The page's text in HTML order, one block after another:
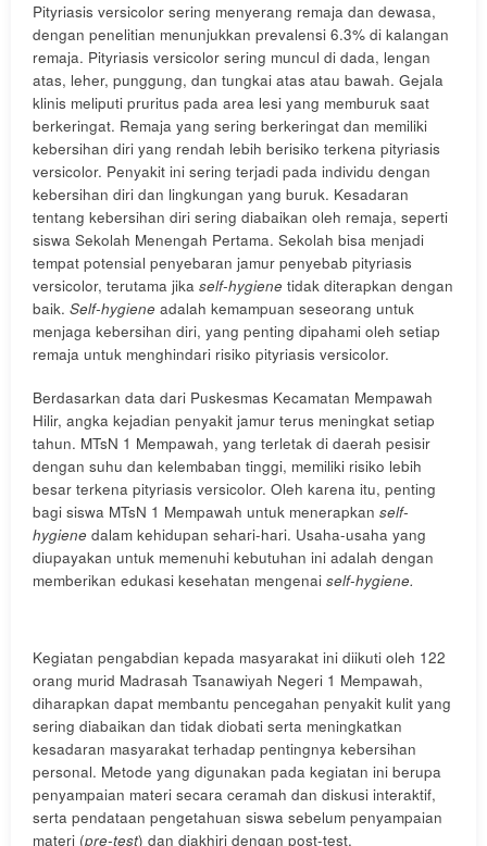
Pityriasis versicolor sering menyerang remaja dan dewasa,
dengan penelitian menunjukkan prevalensi 6.3% di kalangan
remaja. Pityriasis versicolor sering muncul di dada, lengan
atas, leher, punggung, dan tungkai atas atau bawah. Gejala
klinis meliputi pruritus pada area lesi yang memburuk saat
berkeringat. Remaja yang sering berkeringat dan memiliki
kebersihan diri yang rendah lebih berisiko terkena pityriasis
versicolor. Penyakit ini sering terjadi pada individu dengan
kebersihan diri dan lingkungan yang buruk. Kesadaran
tentang kebersihan diri sering diabaikan oleh remaja, seperti
siswa Sekolah Menengah Pertama. Sekolah bisa menjadi
tempat potensial penyebaran jamur penyebab pityriasis
versicolor, terutama jika self-hygiene tidak diterapkan dengan
baik. Self-hygiene adalah kemampuan seseorang untuk
menjaga kebersihan diri, yang penting dipahami oleh setiap
remaja untuk menghindari risiko pityriasis versicolor.
Berdasarkan data dari Puskesmas Kecamatan Mempawah
Hilir, angka kejadian penyakit jamur terus meningkat setiap
tahun. MTsN 1 Mempawah, yang terletak di daerah pesisir
dengan suhu dan kelembaban tinggi, memiliki risiko lebih
besar terkena pityriasis versicolor. Oleh karena itu, penting
bagi siswa MTsN 1 Mempawah untuk menerapkan self-
hygiene dalam kehidupan sehari-hari. Usaha-usaha yang
diupayakan untuk memenuhi kebutuhan ini adalah dengan
memberikan edukasi kesehatan mengenai self-hygiene.
Kegiatan pengabdian kepada masyarakat ini diikuti oleh 122
orang murid Madrasah Tsanawiyah Negeri 1 Mempawah,
diharapkan dapat membantu pencegahan penyakit kulit yang
sering diabaikan dan tidak diobati serta meningkatkan
kesadaran masyarakat terhadap pentingnya kebersihan
personal. Metode yang digunakan pada kegiatan ini berupa
penyampaian materi secara ceramah dan diskusi interaktif,
serta pendataan pengetahuan siswa sebelum penyampaian
materi (pre-test) dan diakhiri dengan post-test.